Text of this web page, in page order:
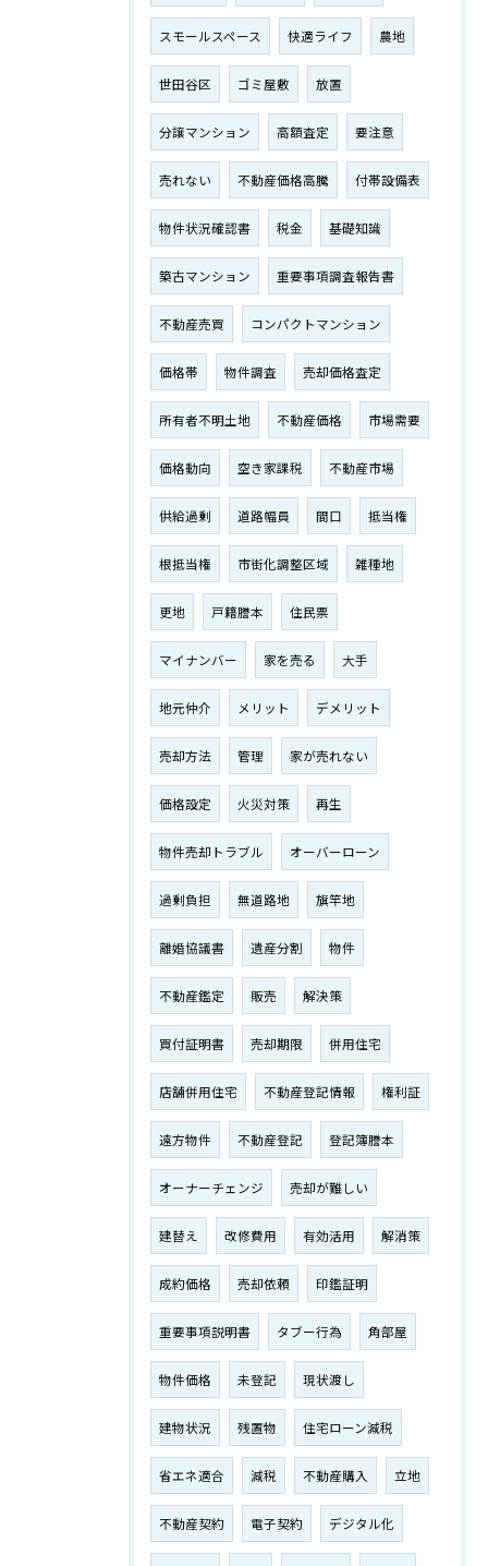
スモールスペース 快適ライフ 農地
世田谷区 ゴミ屋敷 放置
分譲マンション 高額査定 要注意
売れない 不動産価格高騰 付帯設備表
物件状況確認書 税金 基礎知識
築古マンション 重要事項調査報告書
不動産売買 コンパクトマンション
価格帯 物件調査 売却価格査定
所有者不明土地 不動産価格 市場需要
価格動向 空き家課税 不動産市場
供給過剰 道路幅員 間口 抵当権
根抵当権 市街化調整区域 雑種地
更地 戸籍謄本 住民票
マイナンバー 家を売る 大手
地元仲介 メリット デメリット
売却方法 管理 家が売れない
価格設定 火災対策 再生
物件売却トラブル オーバーローン
過剰負担 無道路地 旗竿地
離婚協議書 遺産分割 物件
不動産鑑定 販売 解決策
買付証明書 売却期限 併用住宅
店舗併用住宅 不動産登記情報 権利証
遠方物件 不動産登記 登記簿謄本
オーナーチェンジ 売却が難しい
建替え 改修費用 有効活用 解消策
成約価格 売却依頼 印鑑証明
重要事項説明書 タブー行為 角部屋
物件価格 未登記 現状渡し
建物状況 残置物 住宅ローン減税
省エネ適合 減税 不動産購入 立地
不動産契約 電子契約 デジタル化